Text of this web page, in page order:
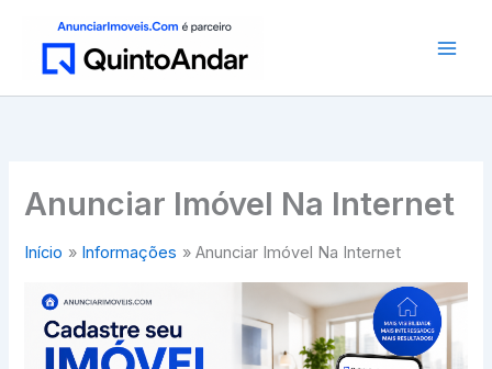
conteúdo
Anunciar Imóvel Na Internet
Início Informações Anunciar Imóvel Na Internet